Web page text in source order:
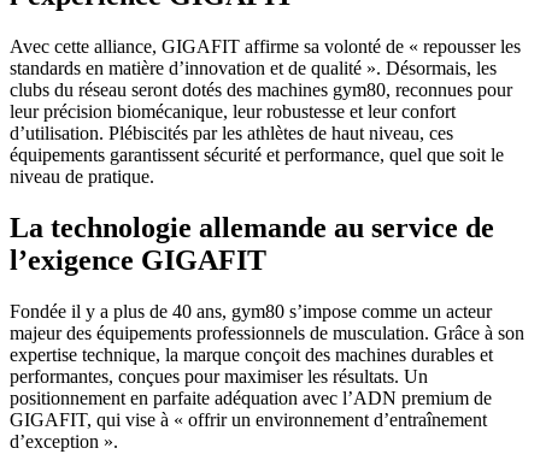
Avec cette alliance, GIGAFIT affirme sa volonté de « repousser les
standards en matière d’innovation et de qualité ». Désormais, les
clubs du réseau seront dotés des machines gym80, reconnues pour
leur précision biomécanique, leur robustesse et leur confort
d’utilisation. Plébiscités par les athlètes de haut niveau, ces
équipements garantissent sécurité et performance, quel que soit le
niveau de pratique.
La technologie allemande au service de
l’exigence GIGAFIT
Fondée il y a plus de 40 ans, gym80 s’impose comme un acteur
majeur des équipements professionnels de musculation. Grâce à son
expertise technique, la marque conçoit des machines durables et
performantes, conçues pour maximiser les résultats. Un
positionnement en parfaite adéquation avec l’ADN premium de
GIGAFIT, qui vise à « offrir un environnement d’entraînement
d’exception ».